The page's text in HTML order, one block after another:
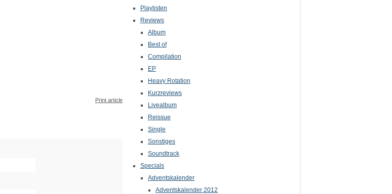
Print article
Playlisten
Reviews
Album
Best of
Compilation
EP
Heavy Rotation
Kurzreviews
Livealbum
Reissue
Single
Sonstiges
Soundtrack
Specials
Adventskalender
Adventskalender 2012